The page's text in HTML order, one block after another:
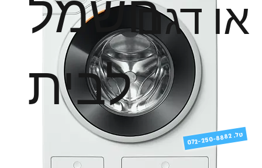
או דגם
לבית
072-250-8882 .טל